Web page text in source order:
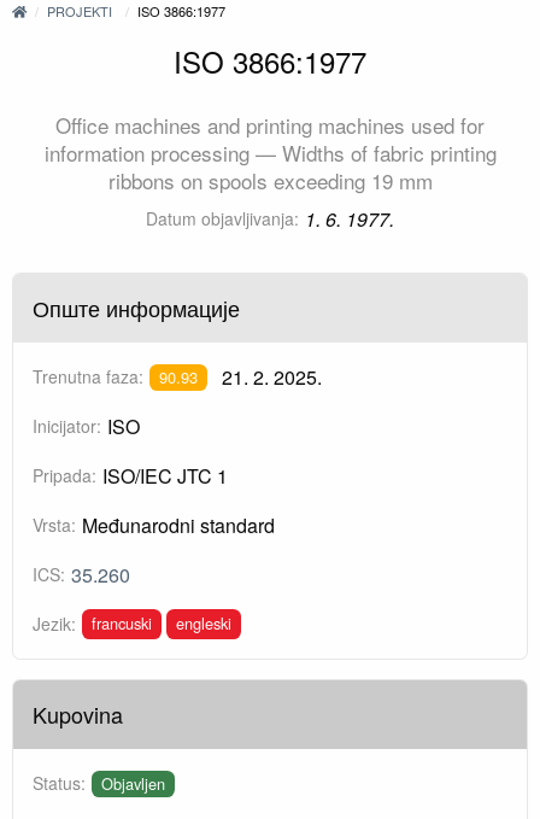
PROJEKTI ISO 3866:1977
ISO 3866:1977
Office machines and printing machines used for
information processing — Widths of fabric printing
ribbons on spools exceeding 19 mm
Datum objavljivanja: 1. 6. 1977.
Опште информације
Trenutna faza: 90.93 21. 2. 2025.
Inicijator: ISO
Pripada: ISO/IEC JTC 1
Vrsta: Međunarodni standard
ICS: 35.260
Jezik: francuski engleski
Kupovina
Status: Objavljen